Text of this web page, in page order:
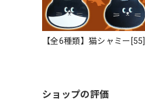
【全6種類】猫シャミー
ショップの評価